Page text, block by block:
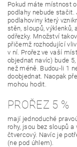
Pokud máte místnost
podlahy nebude
podlahoviny který
stěn, sloupů, výklenků,
odřezky. Množství
přičemž rozhodující
v ní. Prořez ve vaší
objednat navíc) bude
než méně. Budou-li 1
doobjednat. Naopak
mohou hodit.
PROŘEZ 5 %
mají jednoduché
rohy, jsou bez sloupů
čtvercový. Navíc je
(ne pod úhlem).